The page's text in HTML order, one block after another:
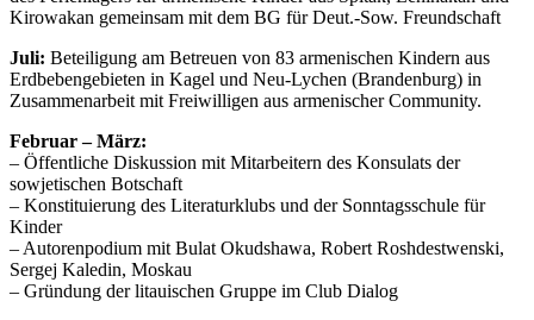
Kirowakan gemeinsam mit dem BG für Deut.-Sow. Freundschaft
Juli: Beteiligung am Betreuen von 83 armenischen Kindern aus
Erdbebengebieten in Kagel und Neu-Lychen (Brandenburg) in
Zusammenarbeit mit Freiwilligen aus armenischer Community.
Februar – März:
– Öffentliche Diskussion mit Mitarbeitern des Konsulats der
sowjetischen Botschaft
– Konstituierung des Literaturklubs und der Sonntagsschule für
Kinder
– Autorenpodium mit Bulat Okudshawa, Robert Roshdestwenski,
Sergej Kaledin, Moskau
– Gründung der litauischen Gruppe im Club Dialog